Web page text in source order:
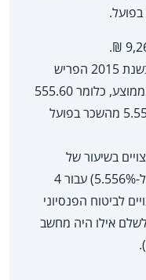
במהלך ארבעת חודשי ההעסקה בשנת 2015 הפריש
המעסיק מדי חודש 6% מהשכר הממוצע, כלומר 555.60
₪ בכל חודש. סכום זה מהווה 5.556% מהשכר בפועל
בשיעור של
2.777% (ההפרש בין ⅓8 אחוזים ל-5.556%) עבור 4
לביטוח הפנסיוני
לשלם אילו היה מחשב